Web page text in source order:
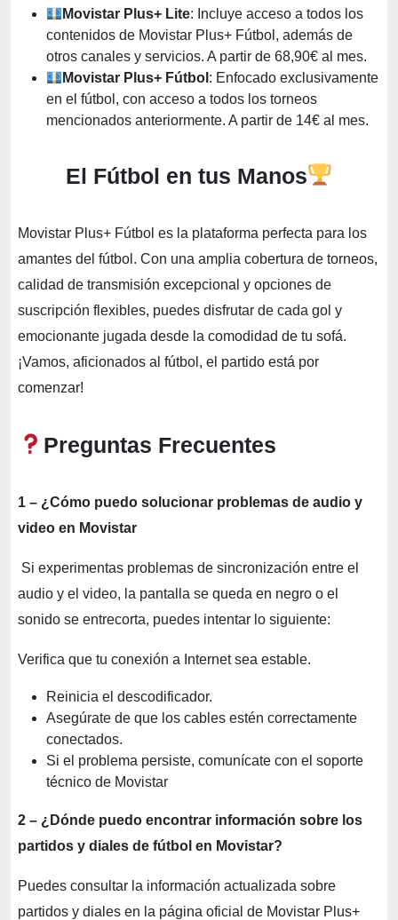
Movistar Plus+ Lite: Incluye acceso a todos los
contenidos de Movistar Plus+ Fútbol, además de
otros canales y servicios. A partir de 68,90€ al mes.
Movistar Plus+ Fútbol : Enfocado exclusivamente
en el fútbol, con acceso a todos los torneos
mencionados anteriormente. A partir de 14€ al mes.
El Fútbol en tus Manos
Movistar Plus+ Fútbol es la plataforma perfecta para los
amantes del fútbol. Con una amplia cobertura de torneos,
calidad de transmisión excepcional y opciones de
suscripción flexibles, puedes disfrutar de cada gol y
emocionante jugada desde la comodidad de tu sofá.
¡Vamos, aficionados al fútbol, el partido está por
comenzar!
Preguntas Frecuentes
1 – ¿Cómo puedo solucionar problemas de audio y
video en Movistar
Si experimentas problemas de sincronización entre el
audio y el video, la pantalla se queda en negro o el
sonido se entrecorta, puedes intentar lo siguiente:
Verifica que tu conexión a Internet sea estable.
Reinicia el descodificador.
Asegúrate de que los cables estén correctamente
conectados.
Si el problema persiste, comunícate con el soporte
técnico de Movistar
2 – ¿Dónde puedo encontrar información sobre los
partidos y diales de fútbol en Movistar?
Puedes consultar la información actualizada sobre
partidos y diales en la página oficial de Movistar Plus+